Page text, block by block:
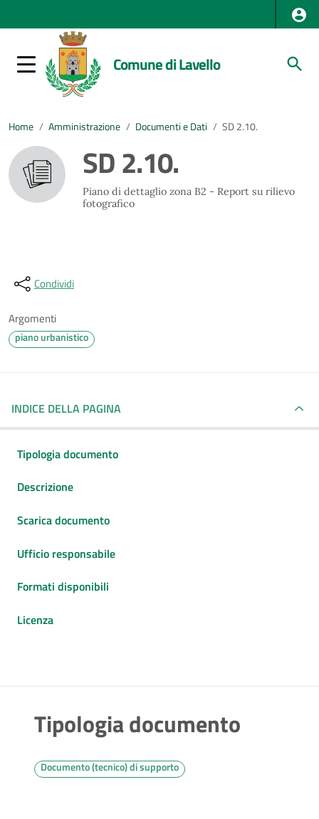
Comune di Lavello
Home / Amministrazione / Documenti e Dati / SD 2.10.
SD 2.10.
Piano di dettaglio zona B2 - Report su rilievo
fotografico
Condividi
Argomenti
piano urbanistico
INDICE DELLA PAGINA
Tipologia documento
Descrizione
Scarica documento
Ufficio responsabile
Formati disponibili
Licenza
Tipologia documento
Documento (tecnico) di supporto